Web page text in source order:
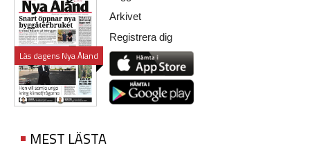
Läs dagens Nya Åland
Arkivet
Registrera dig
MEST LÄSTA